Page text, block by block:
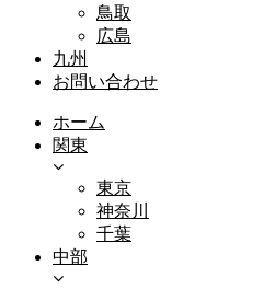
鳥取
広島
九州
お問い合わせ
ホーム
関東
東京
神奈川
千葉
中部